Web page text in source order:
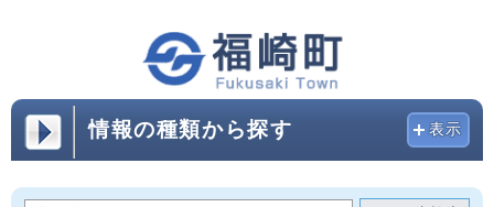
情報の種類から探す 表示